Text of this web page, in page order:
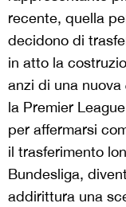
recente, quella
decidono di
in atto la
anzi di una nuova
la Premier
per affermarsi
il trasferimento
Bundesliga,
addirittura una